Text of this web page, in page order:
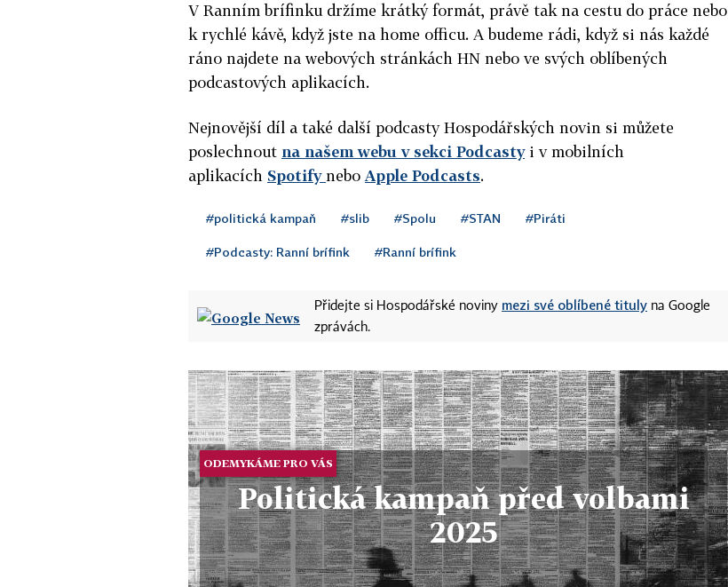
V Ranním brífinku držíme krátký formát, právě tak na cestu do práce nebo
k rychlé kávě, když jste na home officu. A budeme rádi, když si nás každé
ráno najdete na webových stránkách HN nebo ve svých oblíbených
podcastových aplikacích.
Nejnovější díl a také další podcasty Hospodářských novin si můžete
poslechnout na našem webu v sekci Podcastyi v mobilních
aplikacích Spotifynebo Apple Podcasts.
#politická kampaň #slib #Spolu #STAN #Piráti
#Podcasty: Ranní brífink #Ranní brífink
Přidejte si Hospodářské noviny mezi své oblíbené tituly na Google
zprávách.
ODEMYKÁME PRO VÁS
Politická kampaň před volbami
2025